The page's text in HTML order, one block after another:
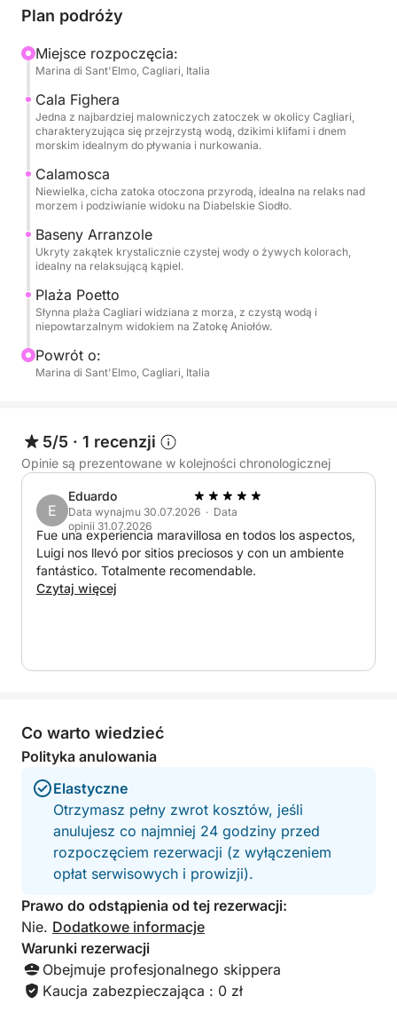
plaży Poetto. Podczas rejsu będziesz mieć okazję
się na pokładzie, podziwiając zapierające dech w
piersiach widoki.
Na pokładzie czeka na Ciebie pyszny, tradycyjny
sardyński aperitif, składający się z wędlin, serów,
piwa i napojów bezalkoholowych, zapewniających
prawdziwie relaksujący i towarzyski pobyt.
Idealne doświadczenie dla par, rodzin i grup
przyjaciół, które chcą odkryć wybrzeże Cagliari z
wyjątkowej perspektywy, łącząc naturę, zabawę i
tradycję.
Plan podróży
Miejsce rozpoczęcia:
Marina di Sant'Elmo, Cagliari, Italia
Cala Fighera
Jedna z najbardziej malowniczych zatoczek w okolicy Cagliari,
charakteryzująca się przejrzystą wodą, dzikimi klifami i dnem
morskim idealnym do pływania i nurkowania.
Calamosca
Niewielka, cicha zatoka otoczona przyrodą, idealna na relaks nad
morzem i podziwianie widoku na Diabelskie Siodło.
Baseny Arranzole
Ukryty zakątek krystalicznie czystej wody o żywych kolorach,
idealny na relaksującą kąpiel.
Plaża Poetto
Słynna plaża Cagliari widziana z morza, z czystą wodą i
niepowtarzalnym widokiem na Zatokę Aniołów.
Powrót o:
Marina di Sant'Elmo, Cagliari, Italia
5/5 · 1 recenzji
Opinie są prezentowane w kolejności chronologicznej
E
Eduardo
Data wynajmu 30.07.2026 · Data
opinii 31.07.2026
Fue una experiencia maravillosa en todos los aspectos,
Luigi nos llevó por sitios preciosos y con un ambiente
fantástico. Totalmente recomendable.
Czytaj więcej
Co warto wiedzieć
Polityka anulowania
Elastyczne
Otrzymasz pełny zwrot kosztów, jeśli
anulujesz co najmniej 24 godziny przed
rozpoczęciem rezerwacji (z wyłączeniem
opłat serwisowych i prowizji).
Prawo do odstąpienia od tej rezerwacji:
Nie. Dodatkowe informacje
Warunki rezerwacji
Obejmuje profesjonalnego skippera
Kaucja zabezpieczająca : 0 zł